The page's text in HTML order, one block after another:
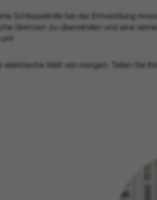
Schlüsselrolle bei der Entwicklung
Grenzen zu überwinden und eine
Welt von morgen. Teilen Sie